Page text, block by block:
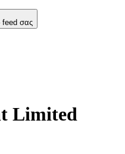
feed σας
Limited